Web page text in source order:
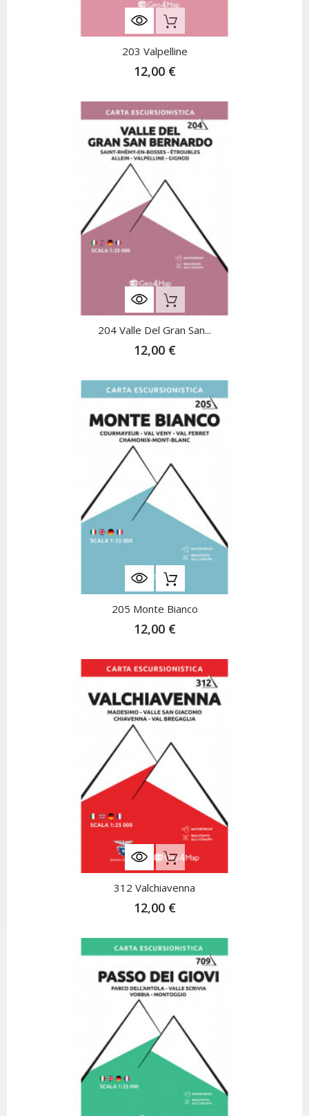
203 Valpelline
12,00 €
204 Valle Del Gran San...
12,00 €
205 Monte Bianco
12,00 €
312 Valchiavenna
12,00 €